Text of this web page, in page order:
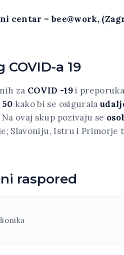
centar – bee@work,
COVID-a 19
za COVID -19i
kako bi se osigurala
ovaj skup pozivaju se
Slavoniju, Istru i
raspored